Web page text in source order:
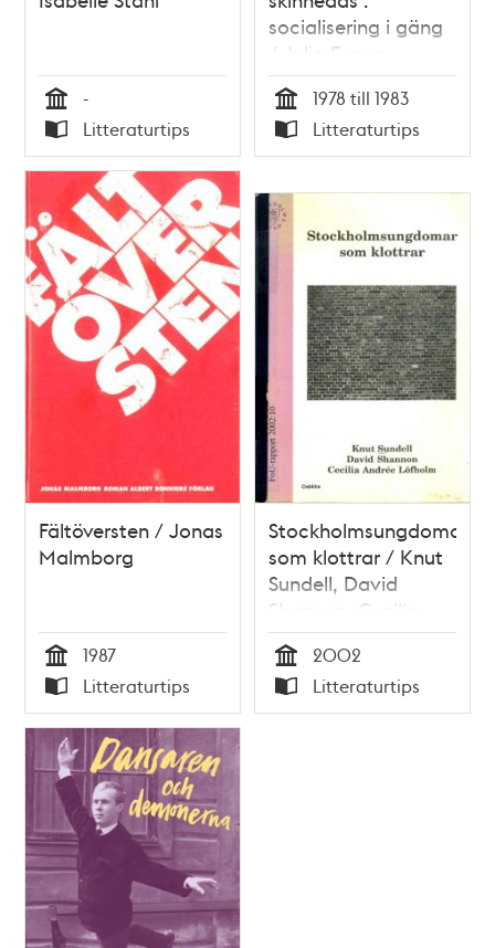
Tid
-
Typ
Litteraturtips
socialisering i gäng
/ Julio Ferrer
Tid
1978 till 1983
Typ
Litteraturtips
Fältöversten / Jonas
Malmborg
Tid
1987
Typ
Litteraturtips
Stockholmsungdomar
som klottrar / Knut
Sundell, David
Shannon, Cecilia
Andrée Löfholm
Tid
2002
Typ
Litteraturtips